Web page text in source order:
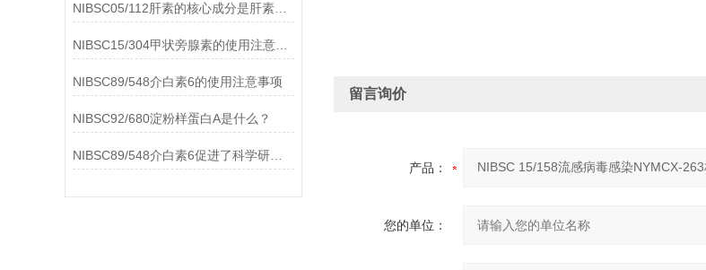
NIBSC05/112肝素的核心成分是肝素钠(Heparin Sodium)
NIBSC15/304甲状旁腺素的使用注意事项
NIBSC89/548介白素6的使用注意事项
NIBSC92/680淀粉样蛋白A是什么？
NIBSC89/548介白素6促进了科学研究的进步
留言询价
产品：
您的单位：